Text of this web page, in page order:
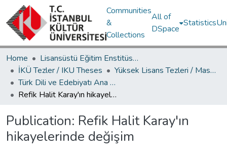
Communities
&
Collections
All of
DSpace
Statistics
Home
Lisansüstü Eğitim Enstitüsü / Postgraduate Education Institute
İKÜ Tezler / IKU Theses
Yüksek Lisans Tezleri / Master's Theses
Türk Dili ve Edebiyatı Ana Bilim Dalı / Department of Turkish Language and Literature
Refik Halit Karay'ın hikayelerinde değişim
Publication: Refik Halit Karay'ın
hikayelerinde değişim